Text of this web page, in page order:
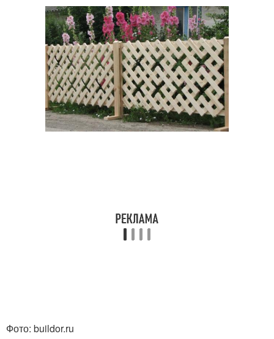
Фото: buildor.ru